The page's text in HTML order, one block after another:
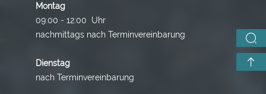
Montag
09:00 - 12:00 Uhr
nachmittags nach Terminvereinbarung
Dienstag
nach Terminvereinbarung